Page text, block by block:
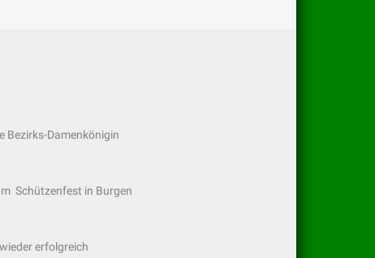
Bezirks-Damenkönigin
Schützenfest in Burgen
erfolgreich